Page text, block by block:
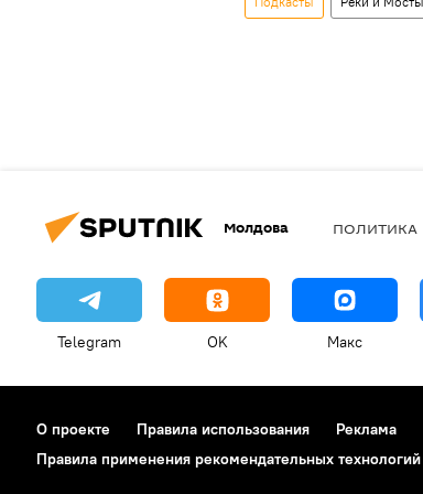
Молдова ПОЛИТИКА
Telegram OK Макс
О проекте Правила использования Реклама
Правила применения рекомендательных технологий